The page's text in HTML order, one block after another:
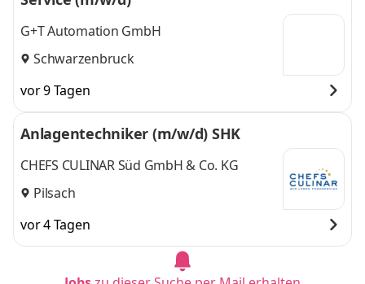
G+T Automation GmbH
Schwarzenbruck
vor 9 Tagen
Anlagentechniker (m/w/d) SHK
CHEFS CULINAR Süd GmbH & Co. KG
Pilsach
vor 4 Tagen